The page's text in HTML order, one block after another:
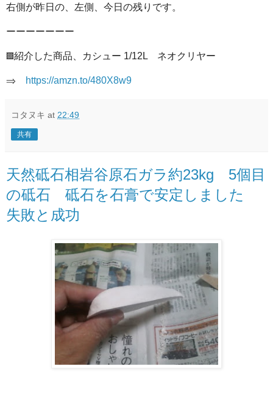
右側が昨日の、左側、今日の残りです。
ーーーーーーー
▩紹介した商品、カシュー 1/12L ネオクリヤー
⇒ https://amzn.to/480X8w9
コタヌキ at 22:49
共有
天然砥石相岩谷原石ガラ約23kg 5個目
の砥石 砥石を石膏で安定しました
失敗と成功